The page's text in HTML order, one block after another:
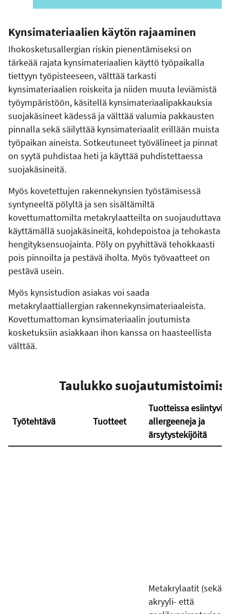
Kynsimateriaalien käytön rajaaminen
Ihokosketusallergian riskin pienentämiseksi on
tärkeää rajata kynsimateriaalien käyttö työpaikalla
tiettyyn työpisteeseen, välttää tarkasti
kynsimateriaalien roiskeita ja niiden muuta leviämistä
työympäristöön, käsitellä kynsimateriaalipakkauksia
suojakäsineet kädessä ja välttää valumia pakkausten
pinnalla sekä säilyttää kynsimateriaalit erillään muista
työpaikan aineista. Sotkeutuneet työvälineet ja pinnat
on syytä puhdistaa heti ja käyttää puhdistettaessa
suojakäsineitä.
Myös kovetettujen rakennekynsien työstämisessä
syntyneeltä pölyltä ja sen sisältämiltä
kovettumattomilta metakrylaatteilta on suojauduttava
käyttämällä suojakäsineitä, kohdepoistoa ja tehokasta
hengityksensuojainta. Pöly on pyyhittävä tehokkaasti
pois pinnoilta ja pestävä iholta. Myös työvaatteet on
pestävä usein.
Myös kynsistudion asiakas voi saada
metakrylaattiallergian rakennekynsimateriaaleista.
Kovettumattoman kynsimateriaalin joutumista
kosketuksiin asiakkaan ihon kanssa on haasteellista
välttää.
Taulukko
Työtehtävä Tuotteet
Tuotteissa esiintyviä
allergeeneja ja
ärsytystekijöitä
Metakrylaatit (sekä
akryyli- että